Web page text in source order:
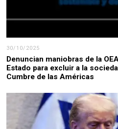
30/10/2025
Denuncian maniobras de la
Estado para excluir a la
Cumbre de las Américas